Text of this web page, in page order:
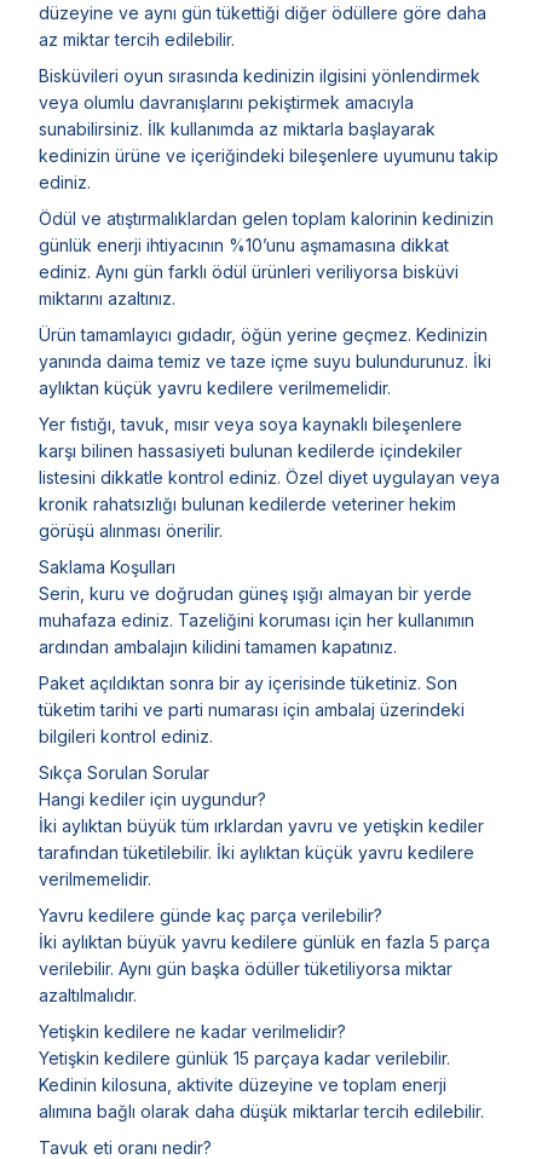
düzeyine ve aynı gün tükettiği diğer ödüllere göre daha
az miktar tercih edilebilir.
Bisküvileri oyun sırasında kedinizin ilgisini yönlendirmek
veya olumlu davranışlarını pekiştirmek amacıyla
sunabilirsiniz. İlk kullanımda az miktarla başlayarak
kedinizin ürüne ve içeriğindeki bileşenlere uyumunu takip
ediniz.
Ödül ve atıştırmalıklardan gelen toplam kalorinin kedinizin
günlük enerji ihtiyacının %10’unu aşmamasına dikkat
ediniz. Aynı gün farklı ödül ürünleri veriliyorsa bisküvi
miktarını azaltınız.
Ürün tamamlayıcı gıdadır, öğün yerine geçmez. Kedinizin
yanında daima temiz ve taze içme suyu bulundurunuz. İki
aylıktan küçük yavru kedilere verilmemelidir.
Yer fıstığı, tavuk, mısır veya soya kaynaklı bileşenlere
karşı bilinen hassasiyeti bulunan kedilerde içindekiler
listesini dikkatle kontrol ediniz. Özel diyet uygulayan veya
kronik rahatsızlığı bulunan kedilerde veteriner hekim
görüşü alınması önerilir.
Saklama Koşulları
Serin, kuru ve doğrudan güneş ışığı almayan bir yerde
muhafaza ediniz. Tazeliğini koruması için her kullanımın
ardından ambalajın kilidini tamamen kapatınız.
Paket açıldıktan sonra bir ay içerisinde tüketiniz. Son
tüketim tarihi ve parti numarası için ambalaj üzerindeki
bilgileri kontrol ediniz.
Sıkça Sorulan Sorular
Hangi kediler için uygundur?
İki aylıktan büyük tüm ırklardan yavru ve yetişkin kediler
tarafından tüketilebilir. İki aylıktan küçük yavru kedilere
verilmemelidir.
Yavru kedilere günde kaç parça verilebilir?
İki aylıktan büyük yavru kedilere günlük en fazla 5 parça
verilebilir. Aynı gün başka ödüller tüketiliyorsa miktar
azaltılmalıdır.
Yetişkin kedilere ne kadar verilmelidir?
Yetişkin kedilere günlük 15 parçaya kadar verilebilir.
Kedinin kilosuna, aktivite düzeyine ve toplam enerji
alımına bağlı olarak daha düşük miktarlar tercih edilebilir.
Tavuk eti oranı nedir?